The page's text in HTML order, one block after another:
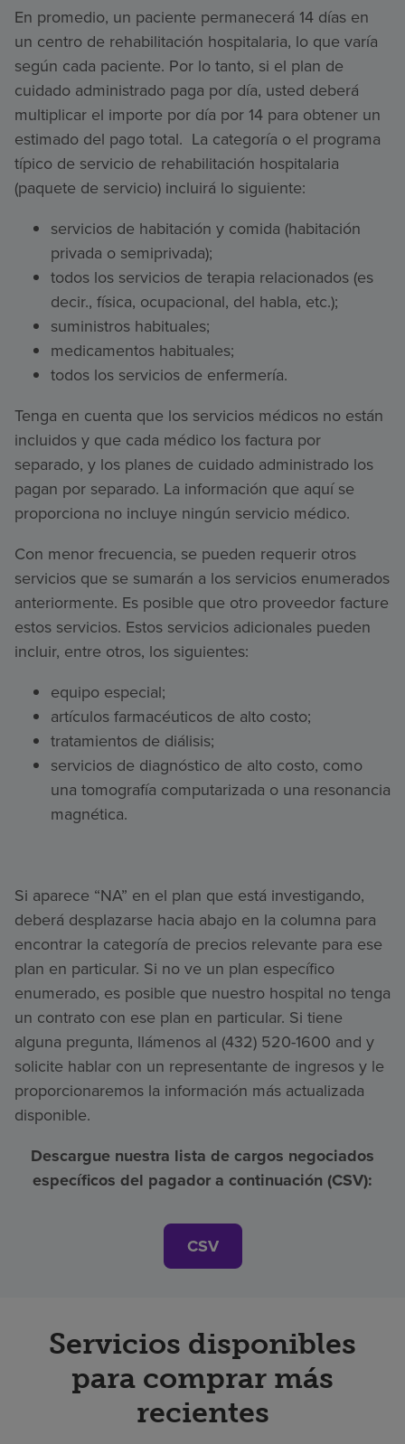
En promedio, un paciente permanecerá 14 días en
un centro de rehabilitación hospitalaria, lo que varía
según cada paciente. Por lo tanto, si el plan de
cuidado administrado paga por día, usted deberá
multiplicar el importe por día por 14 para obtener un
estimado del pago total. La categoría o el programa
típico de servicio de rehabilitación hospitalaria
(paquete de servicio) incluirá lo siguiente:
servicios de habitación y comida (habitación
privada o semiprivada);
todos los servicios de terapia relacionados (es
decir., física, ocupacional, del habla, etc.);
suministros habituales;
medicamentos habituales;
todos los servicios de enfermería.
Tenga en cuenta que los servicios médicos no están
incluidos y que cada médico los factura por
separado, y los planes de cuidado administrado los
pagan por separado. La información que aquí se
proporciona no incluye ningún servicio médico.
Con menor frecuencia, se pueden requerir otros
servicios que se sumarán a los servicios enumerados
anteriormente. Es posible que otro proveedor facture
estos servicios. Estos servicios adicionales pueden
incluir, entre otros, los siguientes:
equipo especial;
artículos farmacéuticos de alto costo;
tratamientos de diálisis;
servicios de diagnóstico de alto costo, como
una tomografía computarizada o una resonancia
magnética.
Si aparece “NA” en el plan que está investigando,
deberá desplazarse hacia abajo en la columna para
encontrar la categoría de precios relevante para ese
plan en particular. Si no ve un plan específico
enumerado, es posible que nuestro hospital no tenga
un contrato con ese plan en particular. Si tiene
alguna pregunta, llámenos al (432) 520-1600 and y
solicite hablar con un representante de ingresos y le
proporcionaremos la información más actualizada
disponible.
Descargue nuestra lista de cargos negociados
específicos del pagador a continuación (CSV):
CSV
Servicios disponibles
para comprar más
recientes